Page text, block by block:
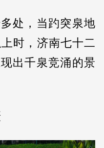
处，当趵突泉地
时，济南七十二
出千泉竞涌的景